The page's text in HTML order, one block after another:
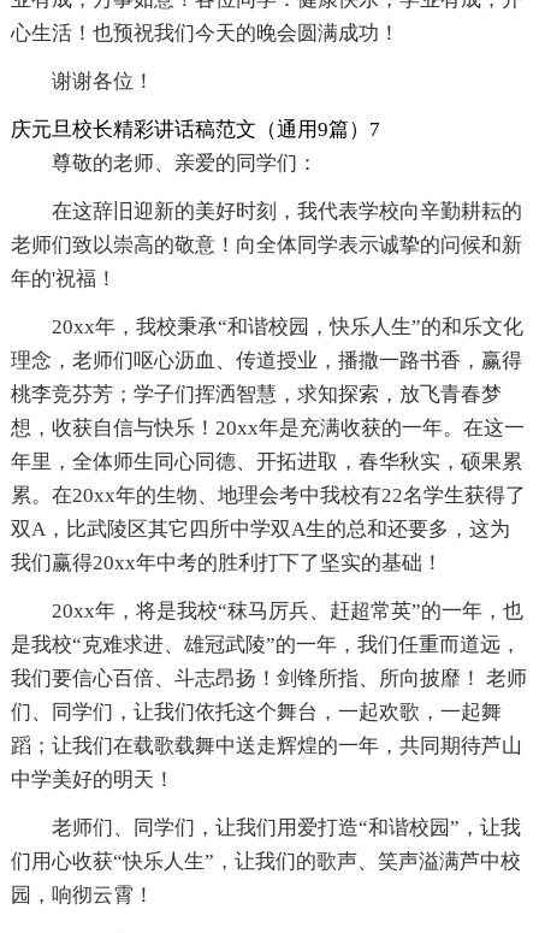
心生活！也预祝我们今天的晚会圆满成功！
谢谢各位！
庆元旦校长精彩讲话稿范文（通用9篇）7
尊敬的老师、亲爱的同学们：
在这辞旧迎新的美好时刻，我代表学校向辛勤耕耘的
老师们致以崇高的敬意！向全体同学表示诚挚的问候和新
年的'祝福！
20xx年，我校秉承“和谐校园，快乐人生”的和乐文化
理念，老师们呕心沥血、传道授业，播撒一路书香，赢得
桃李竞芬芳；学子们挥洒智慧，求知探索，放飞青春梦
想，收获自信与快乐！20xx年是充满收获的一年。在这一
年里，全体师生同心同德、开拓进取，春华秋实，硕果累
累。在20xx年的生物、地理会考中我校有22名学生获得了
双A，比武陵区其它四所中学双A生的总和还要多，这为
我们赢得20xx年中考的胜利打下了坚实的基础！
20xx年，将是我校“秣马厉兵、赶超常英”的一年，也
是我校“克难求进、雄冠武陵”的一年，我们任重而道远，
我们要信心百倍、斗志昂扬！剑锋所指、所向披靡！ 老师
们、同学们，让我们依托这个舞台，一起欢歌，一起舞
蹈；让我们在载歌载舞中送走辉煌的一年，共同期待芦山
中学美好的明天！
老师们、同学们，让我们用爱打造“和谐校园”，让我
们用心收获“快乐人生”，让我们的歌声、笑声溢满芦中校
园，响彻云霄！